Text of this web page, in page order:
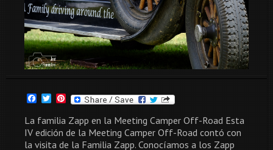
Facebook
TwitterPinterest
La familia Zapp en la Meeting Camper Off-Road Esta
IV edición de la Meeting Camper Off-Road contó con
la visita de la Familia Zapp. Conocíamos a los Zapp